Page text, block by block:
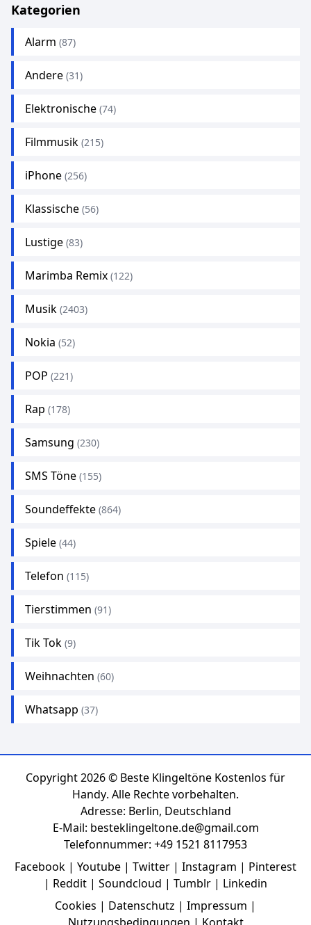
Kategorien
Alarm (87)
Andere (31)
Elektronische (74)
Filmmusik (215)
iPhone (256)
Klassische (56)
Lustige (83)
Marimba Remix (122)
Musik (2403)
Nokia (52)
POP (221)
Rap (178)
Samsung (230)
SMS Töne (155)
Soundeffekte (864)
Spiele (44)
Telefon (115)
Tierstimmen (91)
Tik Tok (9)
Weihnachten (60)
Whatsapp (37)
Copyright 2026 © Beste Klingeltöne Kostenlos für
Handy. Alle Rechte vorbehalten.
Adresse: Berlin, Deutschland
E-Mail: besteklingeltone.de@gmail.com
Telefonnummer: +49 1521 8117953
Facebook | Youtube | Twitter | Instagram | Pinterest
| Reddit | Soundcloud | Tumblr | Linkedin
Cookies | Datenschutz | Impressum |